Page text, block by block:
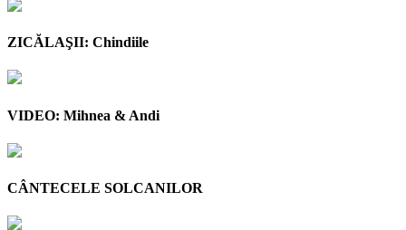
ZICĂLAŞII: Chindiile
VIDEO: Mihnea & Andi
CÂNTECELE SOLCANILOR